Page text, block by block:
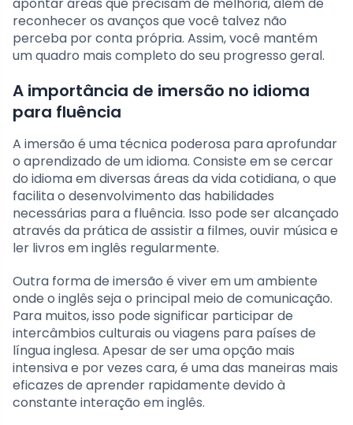
reconhecer os avanços que você talvez não
perceba por conta própria. Assim, você mantém
um quadro mais completo do seu progresso geral.
A importância de imersão no idioma
para fluência
A imersão é uma técnica poderosa para aprofundar
o aprendizado de um idioma. Consiste em se cercar
do idioma em diversas áreas da vida cotidiana, o que
facilita o desenvolvimento das habilidades
necessárias para a fluência. Isso pode ser alcançado
através da prática de assistir a filmes, ouvir música e
ler livros em inglês regularmente.
Outra forma de imersão é viver em um ambiente
onde o inglês seja o principal meio de comunicação.
Para muitos, isso pode significar participar de
intercâmbios culturais ou viagens para países de
língua inglesa. Apesar de ser uma opção mais
intensiva e por vezes cara, é uma das maneiras mais
eficazes de aprender rapidamente devido à
constante interação em inglês.